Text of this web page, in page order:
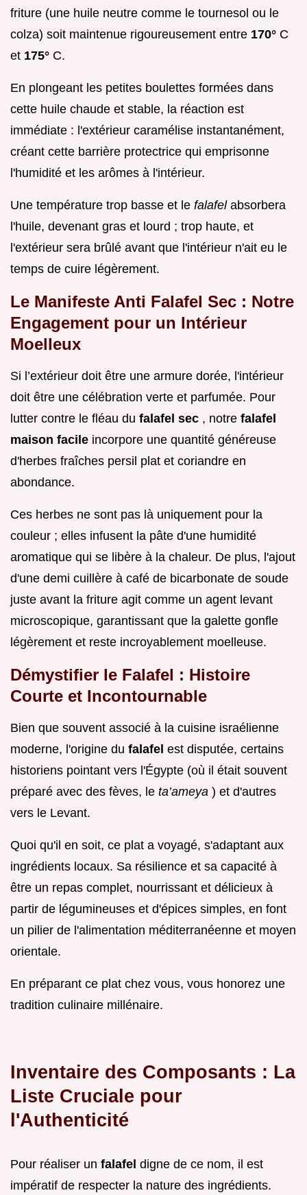
friture (une huile neutre comme le tournesol ou le
colza) soit maintenue rigoureusement entre 170° C
et 175° C.
En plongeant les petites boulettes formées dans
cette huile chaude et stable, la réaction est
immédiate : l'extérieur caramélise instantanément,
créant cette barrière protectrice qui emprisonne
l'humidité et les arômes à l'intérieur.
Une température trop basse et le falafel absorbera
l'huile, devenant gras et lourd ; trop haute, et
l'extérieur sera brûlé avant que l'intérieur n'ait eu le
temps de cuire légèrement.
Le Manifeste Anti Falafel Sec : Notre
Engagement pour un Intérieur
Moelleux
Si l’extérieur doit être une armure dorée, l'intérieur
doit être une célébration verte et parfumée. Pour
lutter contre le fléau du falafel sec , notre falafel
maison facile incorpore une quantité généreuse
d'herbes fraîches persil plat et coriandre en
abondance.
Ces herbes ne sont pas là uniquement pour la
couleur ; elles infusent la pâte d'une humidité
aromatique qui se libère à la chaleur. De plus, l'ajout
d'une demi cuillère à café de bicarbonate de soude
juste avant la friture agit comme un agent levant
microscopique, garantissant que la galette gonfle
légèrement et reste incroyablement moelleuse.
Démystifier le Falafel : Histoire
Courte et Incontournable
Bien que souvent associé à la cuisine israélienne
moderne, l'origine du falafel est disputée, certains
historiens pointant vers l'Égypte (où il était souvent
préparé avec des fèves, le ta’ameya ) et d'autres
vers le Levant.
Quoi qu'il en soit, ce plat a voyagé, s'adaptant aux
ingrédients locaux. Sa résilience et sa capacité à
être un repas complet, nourrissant et délicieux à
partir de légumineuses et d'épices simples, en font
un pilier de l'alimentation méditerranéenne et moyen
orientale.
En préparant ce plat chez vous, vous honorez une
tradition culinaire millénaire.
Inventaire des Composants : La
Liste Cruciale pour
l'Authenticité
Pour réaliser un falafel digne de ce nom, il est
impératif de respecter la nature des ingrédients.